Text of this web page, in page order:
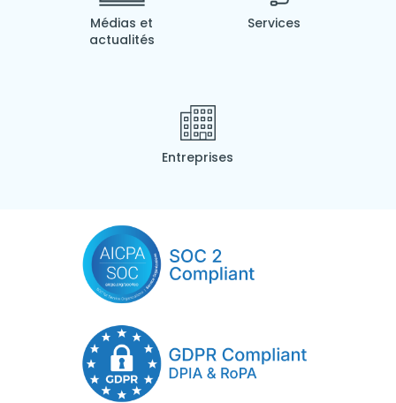
Médias et
actualités
Services
Entreprises